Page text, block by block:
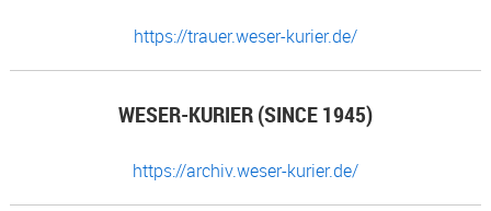
https://trauer.weser-kurier.de/
WESER-KURIER (SINCE 1945)
https://archiv.weser-kurier.de/